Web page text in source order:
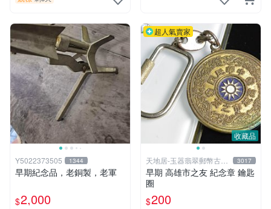
Y5022373505 1344
早期紀念品，老銅製，老軍
$2,000
收藏品
超人氣賣家
天地居-玉器翡翠郵幣古玩
藝品
3017
早期 高雄市之友 紀念章 鑰匙
圈
$200